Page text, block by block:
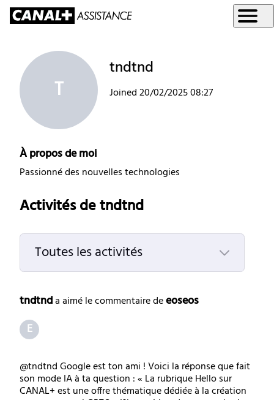
T
tndtnd
Joined20/02/2025 08:27
À propos de moi
Passionné des nouvelles technologies
Activités de tndtnd
Toutes les activités
Toutes
les
tndtnd a aimé le commentaire de eoseos
E
@tndtnd Google est ton ami ! Voici la réponse que fait
son mode IA à ta question : « La rubrique Hello sur
CANAL+ est une offre thématique dédiée à la création
et aux œuvres LGBTQ+ (films, séries, documentaires).